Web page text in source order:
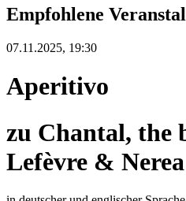
Empfohlene
07.11.2025, 19:30
Aperitivo
zu Chantal, the
Lefèvre &